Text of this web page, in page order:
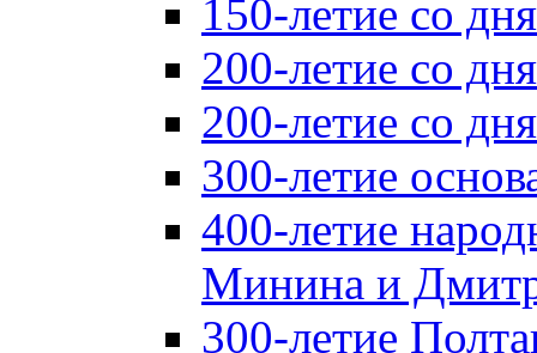
150-летие со
200-летие со
200-летие со
300-летие
400-летие
Минина и
300-летие